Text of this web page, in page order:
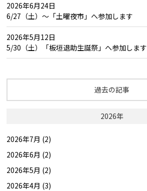
2026年6月24日
6/27（土）～「土曜夜市」へ参加します
2026年5月12日
5/30（土）「板垣退助生誕祭」へ参加します
過去の記事
2026年
2026年7月 (2)
2026年6月 (2)
2026年5月 (2)
2026年4月 (3)